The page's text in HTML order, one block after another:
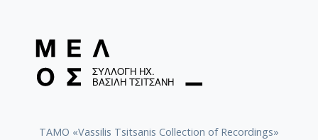
TAMO «Vassilis Tsitsanis Collection of Recordings»